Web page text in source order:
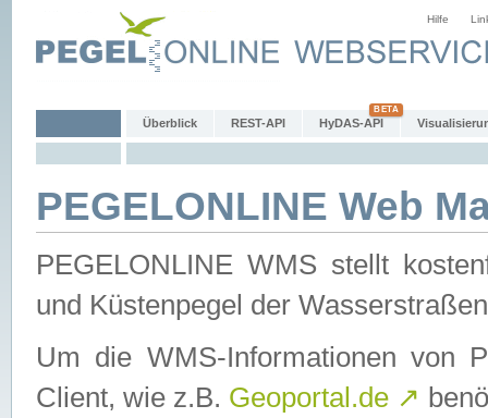
Hilfe
Überblick REST-API HyDAS-API
PEGELONLINE Web
PEGELONLINE WMS stellt
und Küstenpegel der
Um die WMS-Informationen von
Client, wie z.B. Geoportal.de ↗